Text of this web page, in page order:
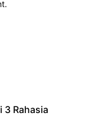
3 Rahasia